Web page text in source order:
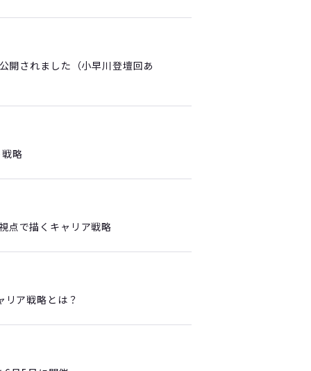
開されました（小早川登壇回あ
略
点で描くキャリア戦略
リア戦略とは？